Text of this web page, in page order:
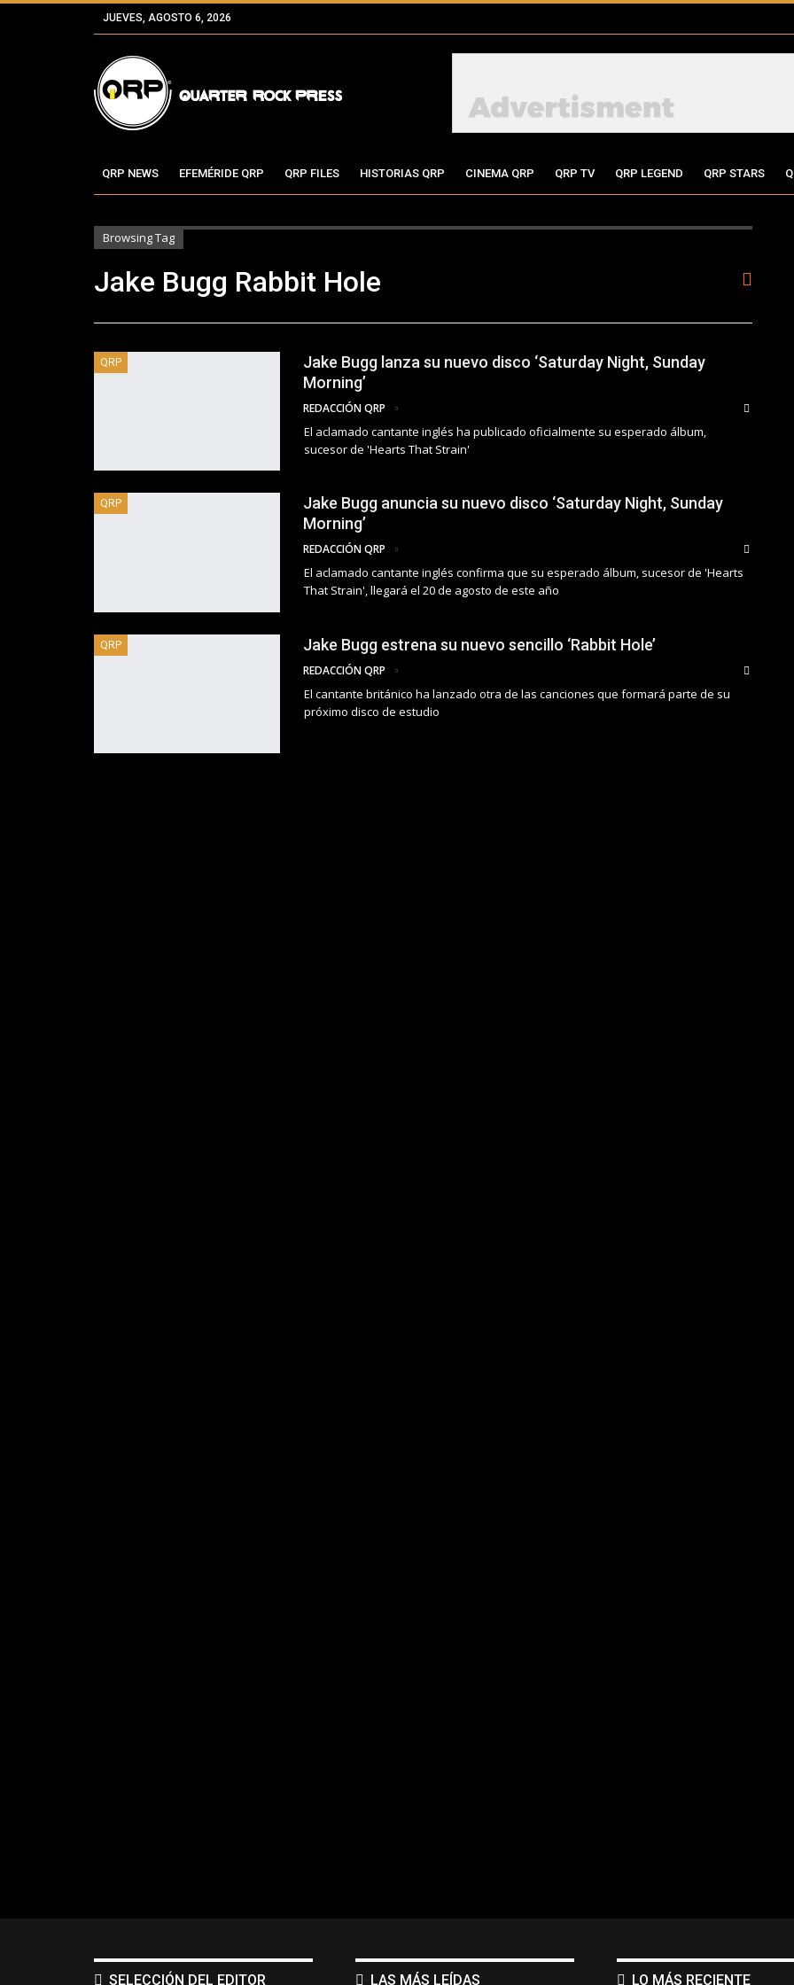
JUEVES, AGOSTO 6, 2026
QRP NEWS EFEMÉRIDE QRP QRP FILES HISTORIAS QRP CINEMA QRP QRP TV QRP LEGEND QRP STARS
Browsing Tag
Jake Bugg Rabbit Hole
QRP
Jake Bugg lanza su nuevo disco ‘Saturday Night, Sunday
Morning’
REDACCIÓN QRP
El aclamado cantante inglés ha publicado oficialmente su esperado álbum,
sucesor de 'Hearts That Strain'
QRP
Jake Bugg anuncia su nuevo disco ‘Saturday Night, Sunday
Morning’
REDACCIÓN QRP
El aclamado cantante inglés confirma que su esperado álbum, sucesor de 'Hearts
That Strain', llegará el 20 de agosto de este año
QRP Jake Bugg estrena su nuevo sencillo ‘Rabbit Hole’
REDACCIÓN QRP
El cantante británico ha lanzado otra de las canciones que formará parte de su
próximo disco de estudio
SELECCIÓN DEL EDITOR LAS MÁS LEÍDAS LO MÁS RECIENTE